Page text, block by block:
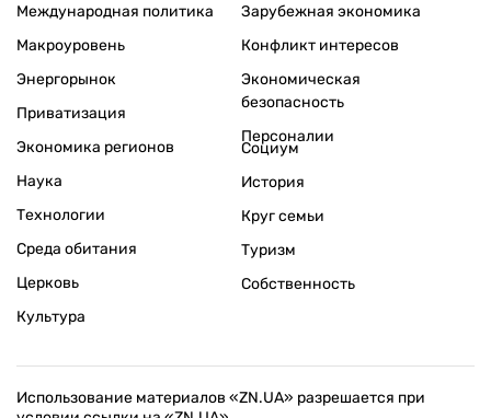
Международная политика
Макроуровень
Энергорынок
Приватизация
Экономика регионов
Зарубежная экономика
Конфликт интересов
Экономическая
безопасность
Персоналии
Наука
Технологии
Среда обитания
Церковь
Культура
Социум
История
Круг семьи
Туризм
Собственность
Использование материалов «ZN.UA» разрешается при